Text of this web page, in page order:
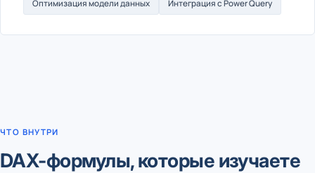
Оптимизация модели данных
Интеграция с Power Query
ЧТО ВНУТРИ
DAX-формулы, которые изучаете